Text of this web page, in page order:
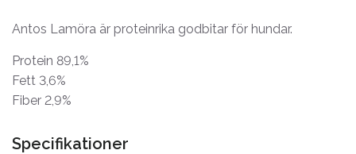
Antos Lamöra är proteinrika godbitar för hundar.
Protein 89,1%
Fett 3,6%
Fiber 2,9%
Specifikationer